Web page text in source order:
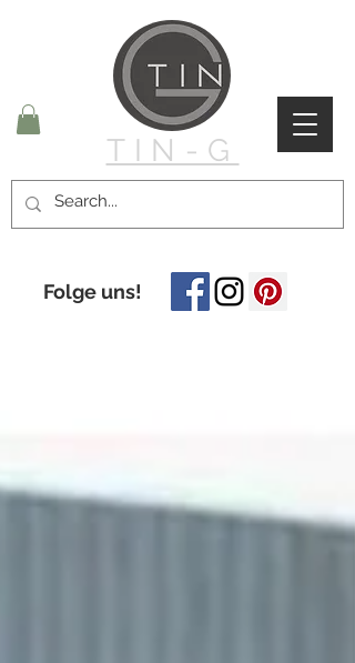
TIN-G
Folge uns!